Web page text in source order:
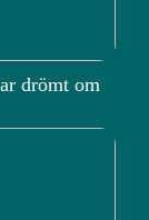
drömt om